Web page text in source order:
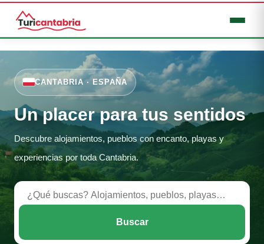
contenidoCANTABRIA · ESPAÑA
Un placer para tus sentidos
Descubre alojamientos, pueblos con encanto, playas y
experiencias por toda Cantabria.
Buscar